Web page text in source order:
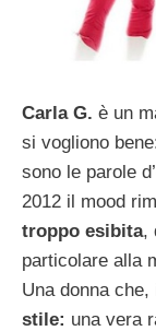
Carla G. è un
si vogliono
sono le parole
2012 il mood
troppo esibita,
particolare alla
Una donna che,
stile: una vera